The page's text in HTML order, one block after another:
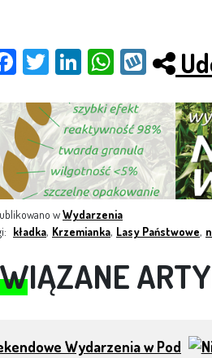
Fac
ok
Twit
Link
n
Wh
App
Wy
wWydarzenia
kładka, Krzemianka, Lasy Państwowe,